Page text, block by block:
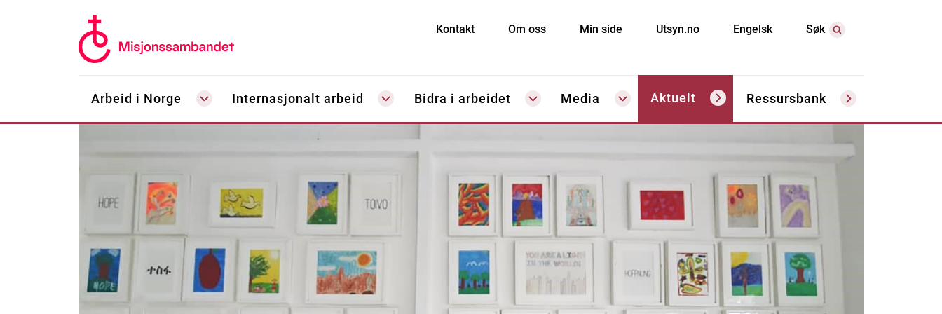
Kontakt Om oss Min side Utsyn.no Engelsk Søk
Arbeid i Norge Internasjonalt arbeid Bidra i arbeidet Media Aktuelt Ressursbank